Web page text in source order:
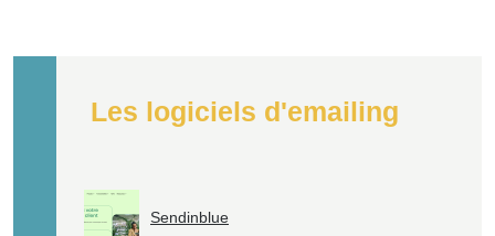
Les logiciels d'emailing
Sendinblue